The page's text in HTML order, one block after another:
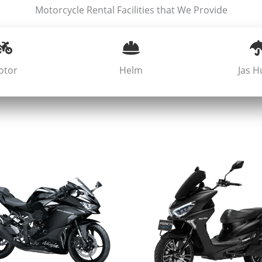
Motorcycle Rental Facilities that We Provide
Helm Jas